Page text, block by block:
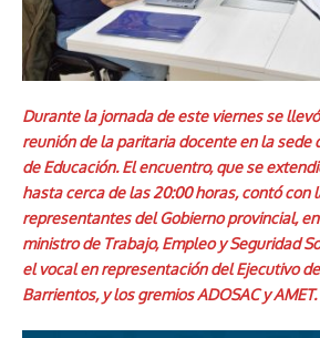
Durante la jornada de este viernes se
reunión de la paritaria docente en la sede
de Educación. El encuentro, que se
hasta cerca de las 20:00 horas, contó con
representantes del Gobierno provincial,
ministro de Trabajo, Empleo y Seguridad
el vocal en representación del Ejecutivo
Barrientos, y los gremios ADOSAC y AMET.